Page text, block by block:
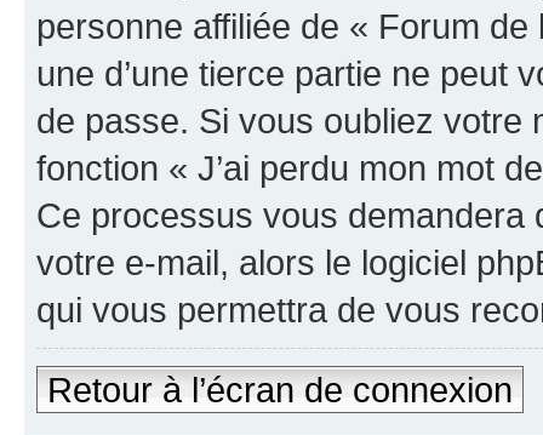
personne affiliée de « Forum
une d’une tierce partie ne peut
de passe. Si vous oubliez votre
fonction « J’ai perdu mon mot
Ce processus vous demandera
votre e-mail, alors le logiciel
qui vous permettra de vous
Retour à l’écran de connexion